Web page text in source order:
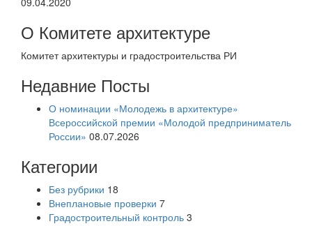
О Комитете архитектуре
Комитет архитектуры и градостроительства РИ
Недавние Посты
О номинации «Молодежь в архитектуре»
Всероссийской премии «Молодой предприниматель
России» 08.07.2026
Категории
Без рубрики 18
Внеплановые проверки 7
Градостроительный контроль 3